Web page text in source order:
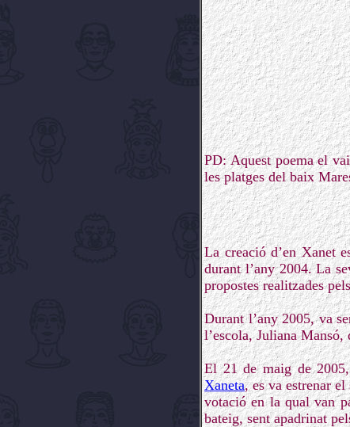
PD: Aquest poema el
les platges del baix
La creació d’en Xanet
durant l’any 2004. La
propostes realitzades
Durant l’any 2005, va
l’escola, Juliana Mansó,
El 21 de maig de
Xaneta, es va estrenar
votació en la qual van
bateig, sent apadrinat